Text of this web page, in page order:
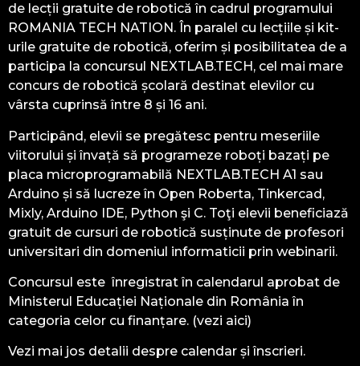
de lecții gratuite de robotică în cadrul programului
ROMANIA TECH NATION. În paralel cu lecțiile și kit-
urile gratuite de robotică, oferim și posibilitatea de a
participa la concursul NEXTLAB.TECH, cel mai mare
concurs de robotică școlară destinat elevilor cu
vârsta cuprinsă între 8 și 16 ani.
Participând, elevii se pregătesc pentru meseriile
viitorului și învață să programeze roboți bazați pe
placa microprogramabilă NEXTLAB.TECH A1 sau
Arduino și să lucreze în Open Roberta, Tinkercad,
Mixly, Arduino IDE, Python şi C. Toţi elevii beneficiază
gratuit de cursuri de robotică susținute de profesori
universitari din domeniul informaticii prin webinarii.
Concursul este înregistrat în calendarul aprobat de
Ministerul Educației Naționale din România în
categoria celor cu finanțare. (vezi aici)
Vezi mai jos detalii despre calendar și înscrieri.